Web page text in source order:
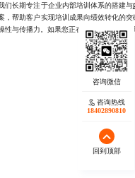
长期专注于企业内部培训体系的搭建与
，帮助客户实现培训成果向绩效转化的
性与传播力。如果您正在寻求更高效、
咨询热线
18402890810
回到顶部